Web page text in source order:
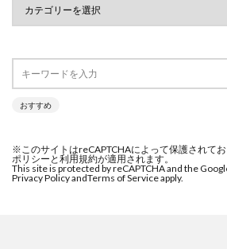
おすすめ
※このサイトはreCAPTCHAによって保護されて
ポリシーと利用規約が適用されます。
This site is protected by reCAPTCHA and the
Privacy Policy andTerms of Service apply.